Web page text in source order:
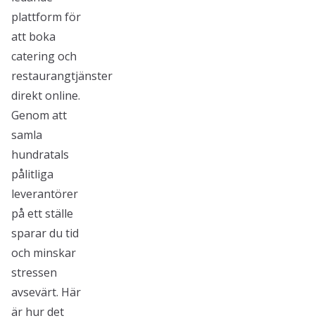
plattform för
att boka
catering och
restaurangtjänster
direkt online.
Genom att
samla
hundratals
pålitliga
leverantörer
på ett ställe
sparar du tid
och minskar
stressen
avsevärt. Här
är hur det